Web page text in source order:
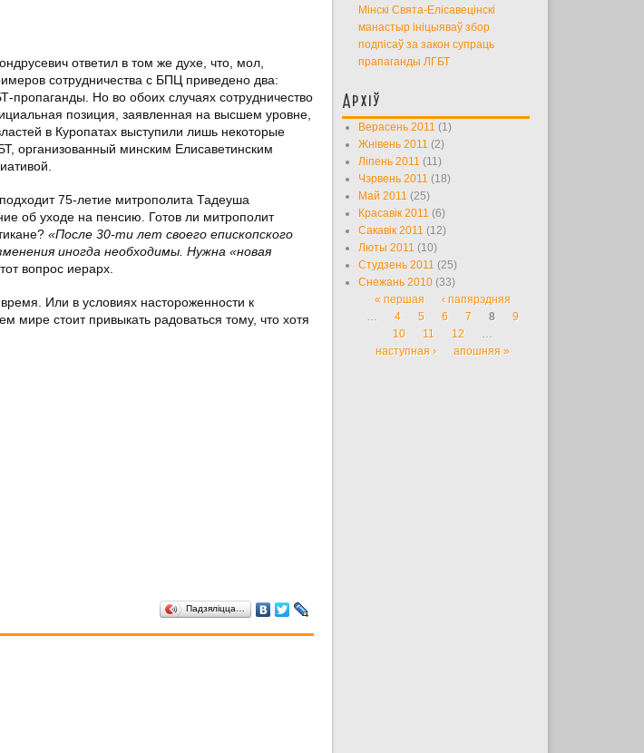
ответил в том же духе, что, мол,
сотрудничества с БПЦ приведено два:
пропаганды. Но во обоих случаях сотрудничество
позиция, заявленная на высшем уровне,
в Куропатах выступили лишь некоторые
организованный минским Елисаветинским
75-летие митрополита Тадеуша
об уходе на пенсию. Готов ли митрополит
«После 30-ти лет своего епископского
иногда необходимы. Нужна «новая
вопрос иерарх.
Или в условиях настороженности к
мире стоит привыкать радоваться тому, что хотя
Падзяліцца…
Мінскі Свята-Елісавецінскі
манастыр ініцыяваў збор
подпісаў за закон супраць
прапаганды ЛГБТ
Архіў
Верасень 2011 (1)
Жнівень 2011 (2)
Ліпень 2011 (11)
Чэрвень 2011 (18)
Май 2011 (25)
Красавік 2011 (6)
Сакавік 2011 (12)
Люты 2011 (10)
Студзень 2011 (25)
Снежань 2010 (33)
Старонкі
« першая
‹ папярэдняя
…
4 5 6 7 8
9
10
11 12
…
наступная ›
апошняя »